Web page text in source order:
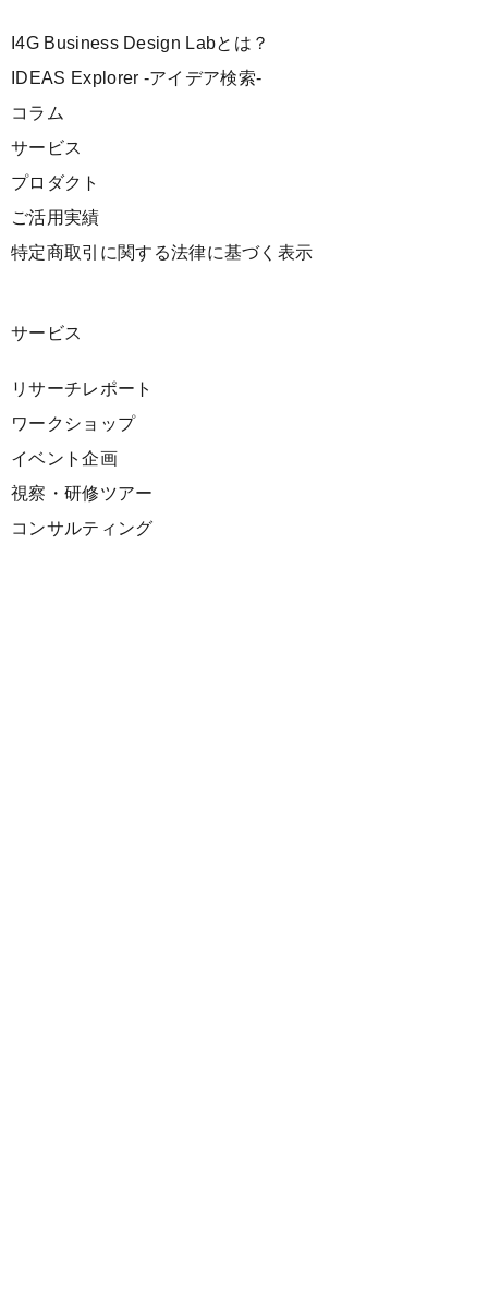
I4G Business Design Labとは？
IDEAS Explorer -アイデア検索-
コラム
サービス
プロダクト
ご活用実績
特定商取引に関する法律に基づく表示
サービス
リサーチレポート
ワークショップ
イベント企画
視察・研修ツアー
コンサルティング